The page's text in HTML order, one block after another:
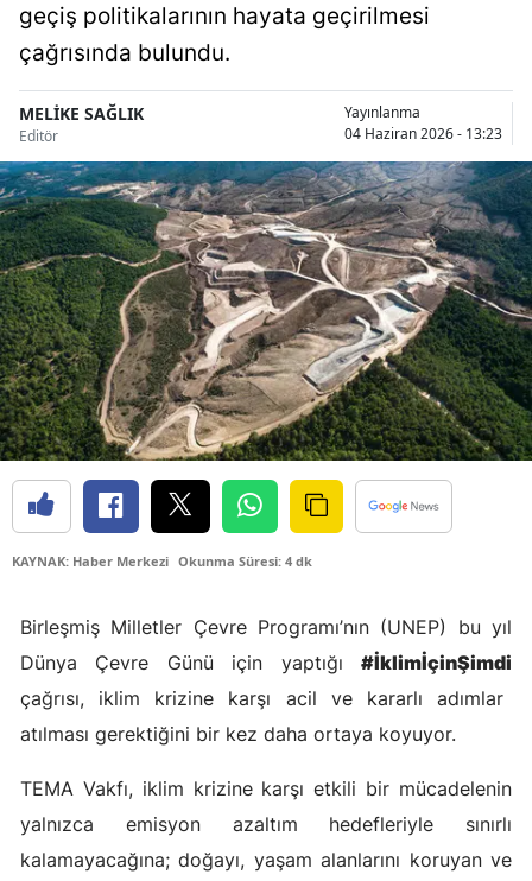
Burdur
Bursa
Çanakkale
Çankırı
Çorum
Denizli
Diyarbakır
Elazığ
Erzurum
Eskişehir
Gümüşhane
Hakkari
geçiş politikalarının hayata geçirilmesi
çağrısında bulundu.
MELİKE SAĞLIK
Editör
Yayınlanma
04 Haziran 2026 - 13:23
KAYNAK: Haber Merkezi Okunma Süresi: 4 dk
Birleşmiş Milletler Çevre Programı’nın (UNEP) bu yıl
Dünya Çevre Günü için yaptığı #İklimİçinŞimdi
çağrısı, iklim krizine karşı acil ve kararlı adımlar
atılması gerektiğini bir kez daha ortaya koyuyor.
TEMA Vakfı, iklim krizine karşı etkili bir mücadelenin
yalnızca emisyon azaltım hedefleriyle sınırlı
kalamayacağına; doğayı, yaşam alanlarını koruyan ve